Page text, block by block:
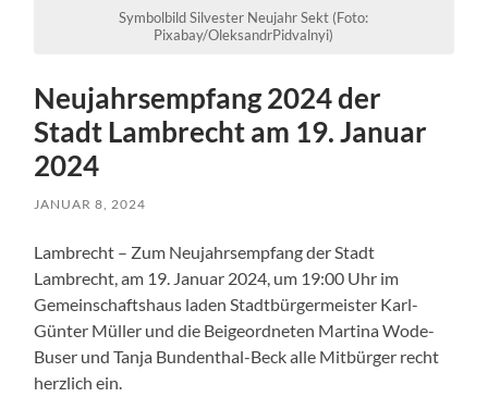
Symbolbild Silvester Neujahr Sekt (Foto:
Pixabay/OleksandrPidvalnyi)
Neujahrsempfang 2024 der
Stadt Lambrecht am 19. Januar
2024
JANUAR 8, 2024
Lambrecht – Zum Neujahrsempfang der Stadt
Lambrecht, am 19. Januar 2024, um 19:00 Uhr im
Gemeinschaftshaus laden Stadtbürgermeister Karl-
Günter Müller und die Beigeordneten Martina Wode-
Buser und Tanja Bundenthal-Beck alle Mitbürger recht
herzlich ein.